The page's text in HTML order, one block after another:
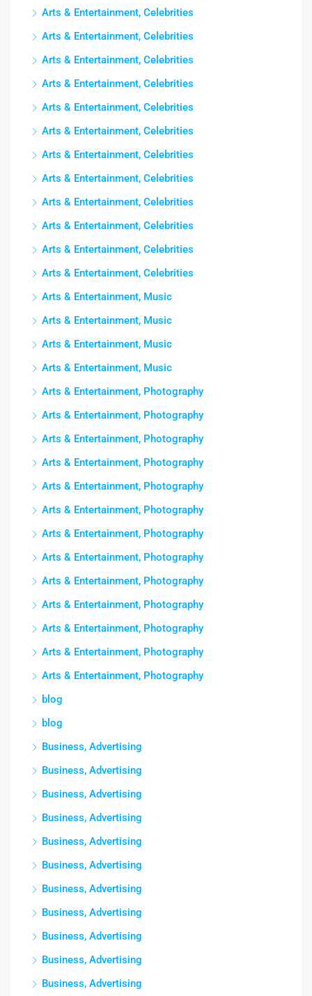
Arts & Entertainment, Celebrities
Arts & Entertainment, Celebrities
Arts & Entertainment, Celebrities
Arts & Entertainment, Celebrities
Arts & Entertainment, Celebrities
Arts & Entertainment, Celebrities
Arts & Entertainment, Celebrities
Arts & Entertainment, Celebrities
Arts & Entertainment, Celebrities
Arts & Entertainment, Celebrities
Arts & Entertainment, Celebrities
Arts & Entertainment, Celebrities
Arts & Entertainment, Music
Arts & Entertainment, Music
Arts & Entertainment, Music
Arts & Entertainment, Music
Arts & Entertainment, Photography
Arts & Entertainment, Photography
Arts & Entertainment, Photography
Arts & Entertainment, Photography
Arts & Entertainment, Photography
Arts & Entertainment, Photography
Arts & Entertainment, Photography
Arts & Entertainment, Photography
Arts & Entertainment, Photography
Arts & Entertainment, Photography
Arts & Entertainment, Photography
Arts & Entertainment, Photography
Arts & Entertainment, Photography
blog
blog
Business, Advertising
Business, Advertising
Business, Advertising
Business, Advertising
Business, Advertising
Business, Advertising
Business, Advertising
Business, Advertising
Business, Advertising
Business, Advertising
Business, Advertising